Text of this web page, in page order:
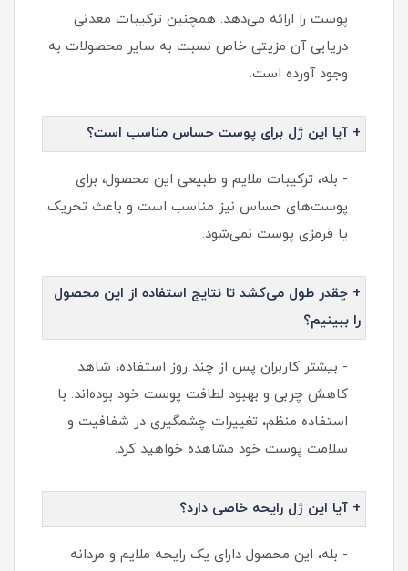
پوست را ارائه می‌دهد. همچنین ترکیبات معدنی
دریایی آن مزیتی خاص نسبت به سایر محصولات به
وجود آورده است.
+ آیا این ژل برای پوست حساس مناسب است؟
- بله، ترکیبات ملایم و طبیعی این محصول، برای
پوست‌های حساس نیز مناسب است و باعث تحریک
یا قرمزی پوست نمی‌شود.
+ چقدر طول می‌کشد تا نتایج استفاده از این محصول
را ببینیم؟
- بیشتر کاربران پس از چند روز استفاده، شاهد
کاهش چربی و بهبود لطافت پوست خود بوده‌اند. با
استفاده منظم، تغییرات چشمگیری در شفافیت و
سلامت پوست خود مشاهده خواهید کرد.
+ آیا این ژل رایحه خاصی دارد؟
- بله، این محصول دارای یک رایحه ملایم و مردانه